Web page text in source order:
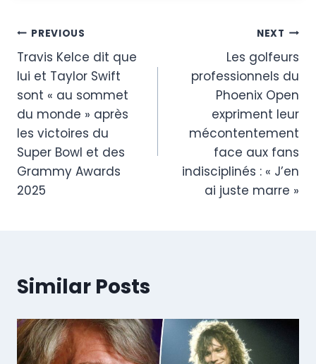
Post
navigation
PREVIOUS
Travis Kelce dit que
lui et Taylor Swift
sont « au sommet
du monde » après
les victoires du
Super Bowl et des
Grammy Awards
2025
NEXT
Les golfeurs
professionnels du
Phoenix Open
expriment leur
mécontentement
face aux fans
indisciplinés : « J’en
ai juste marre »
Similar Posts